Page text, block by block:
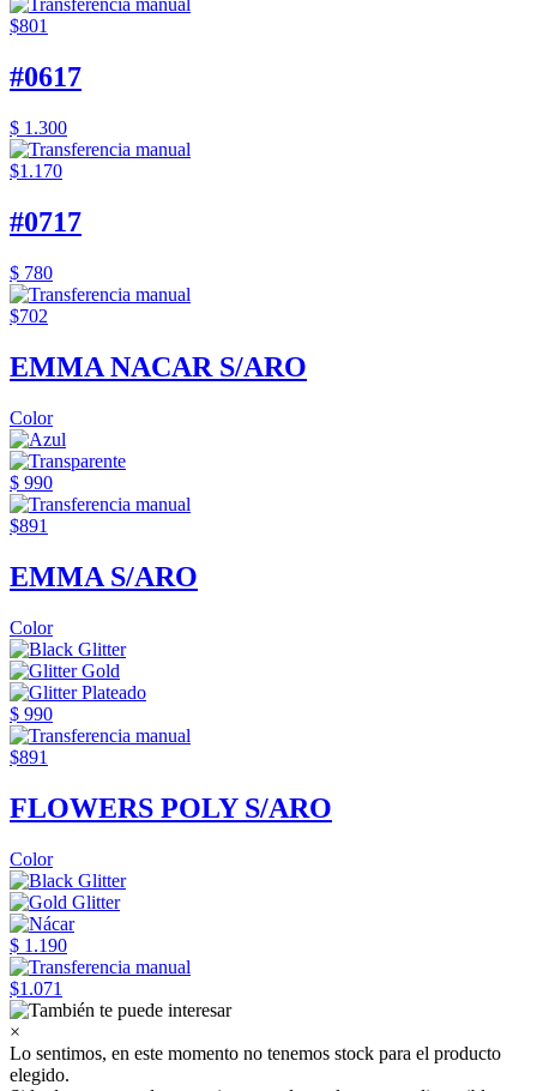
$801
#0617
$ 1.300
$1.170
#0717
$ 780
$702
EMMA NACAR S/ARO
Color
$ 990
$891
EMMA S/ARO
Color
$ 990
$891
FLOWERS POLY S/ARO
Color
$ 1.190
$1.071
×
Lo sentimos, en este momento no tenemos stock para el producto
elegido.